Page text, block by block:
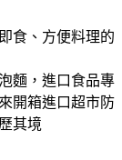
麵，進口食品專
開箱進口超市防
其境